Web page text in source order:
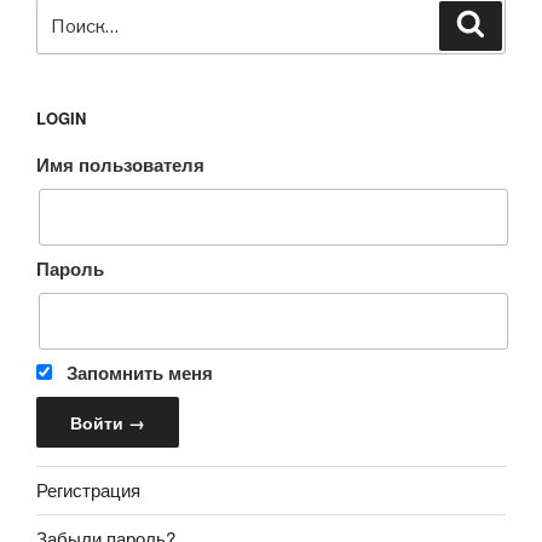
LOGIN
Имя пользователя
Пароль
Запомнить меня
Регистрация